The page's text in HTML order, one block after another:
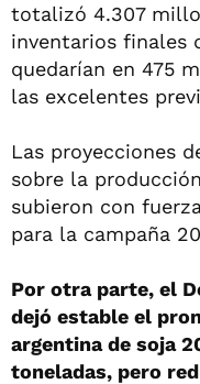
totalizó 4.307
inventarios finales
quedarían en 475
las excelentes
Las proyecciones
sobre la
subieron con
para la campaña
Por otra parte, el
dejó estable el
argentina de soja
toneladas, pero